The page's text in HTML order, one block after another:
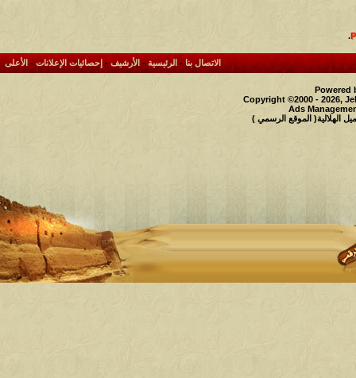
.
الاتصال بنا- الرئيسية- الأرشيف - إحصائيات الإعلانات- الأعلى
Powered
Copyright ©2000 - 2026,
Ads
الهلالية( الموقع الرسمي )